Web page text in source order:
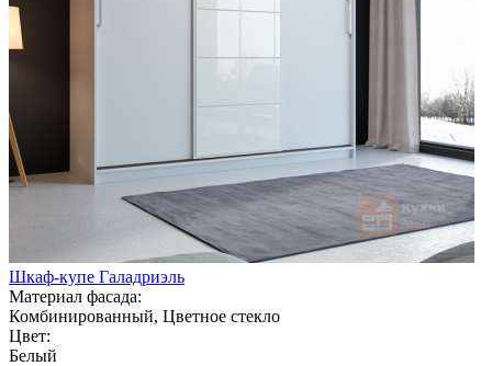
Шкаф-купе Галадриэль
Материал фасада:
Комбинированный, Цветное стекло
Цвет:
Белый